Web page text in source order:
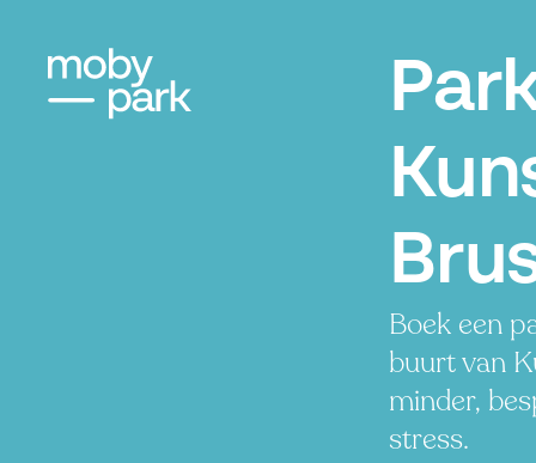
Boek een
buurt van
minder,
stress.